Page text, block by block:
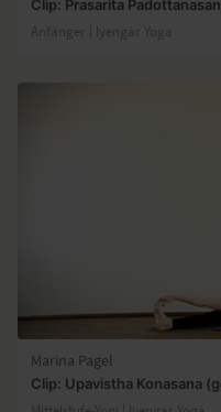
Clip: Prasarita
Anfänger | lyengar Yoga
Marina Pagel
Clip: Upavistha Konasana